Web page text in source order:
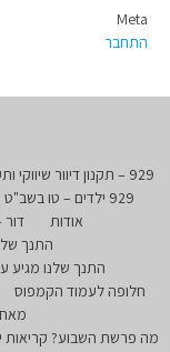
Meta
התחבר
929 – תקנון דיוור שיווקי ותקשורת דיגיטלית
929 ילדים – טו בשב"ט
אודות
דור
התנך
התנך שלנו מגיע
חלופה לעמוד הקמפוס
מה פרשת השבוע? קריאות